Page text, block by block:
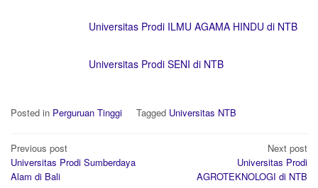
Universitas Prodi ILMU AGAMA HINDU di NTB
Universitas Prodi SENI di NTB
Posted in Perguruan Tinggi Tagged Universitas NTB
Post
navigation
Previous post
Universitas Prodi Sumberdaya
Alam di Bali
Next post
Universitas Prodi
AGROTEKNOLOGI di NTB